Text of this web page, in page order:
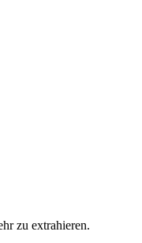
zu extrahieren.